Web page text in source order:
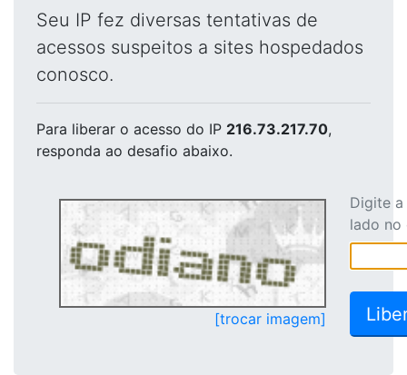
Seu IP fez diversas tentativas de
acessos suspeitos a sites hospedados
conosco.
Para liberar o acesso do IP 216.73.217.70,
responda ao desafio abaixo.
[trocar imagem]
Digite
lado no